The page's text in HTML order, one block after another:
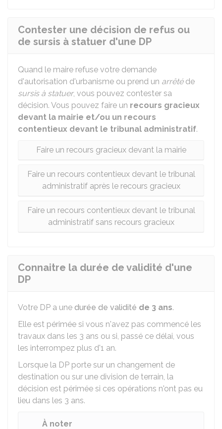
Contester une décision de refus ou
de sursis à statuer d'une DP
Quand le maire refuse votre demande
d'autorisation d'urbanisme ou prend un arrêtéde
sursis à statuer, vous pouvez contester sa
décision. Vous pouvez faire un recours gracieux
devant la mairie et/ou un recours
contentieux devant le tribunal administratif.
Faire un recours gracieux devant la mairie
Faire un recours contentieux devant le tribunal
administratif après le recours gracieux
Faire un recours contentieux devant le tribunal
administratif sans recours gracieux
Connaitre la durée de validité d'une
DP
Votre DP a une durée de validité de 3 ans.
Elle est périmée si vous n'avez pas commencé les
travaux dans les 3 ans ou si, passé ce délai, vous
les interrompez plus d'1 an.
Lorsque la DP porte sur un changement de
destination ou sur une division de terrain, la
décision est périmée si ces opérations n'ont pas eu
lieu dans les 3 ans.
À noter